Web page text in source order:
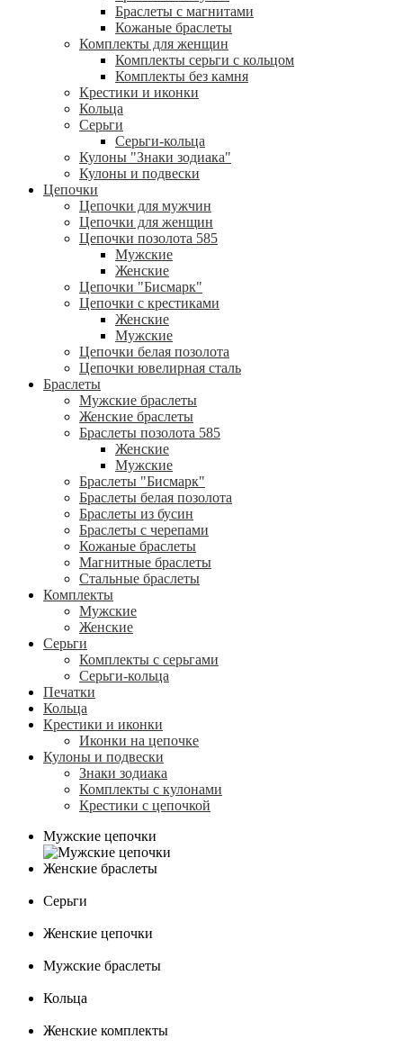
Браслеты с магнитами
Кожаные браслеты
Комплекты для женщин
Комплекты серьги с кольцом
Комплекты без камня
Крестики и иконки
Кольца
Серьги
Серьги-кольца
Кулоны "Знаки зодиака"
Кулоны и подвески
Цепочки
Цепочки для мужчин
Цепочки для женщин
Цепочки позолота 585
Мужские
Женские
Цепочки "Бисмарк"
Цепочки с крестиками
Женские
Мужские
Цепочки белая позолота
Цепочки ювелирная сталь
Браслеты
Мужские браслеты
Женские браслеты
Браслеты позолота 585
Женские
Мужские
Браслеты "Бисмарк"
Браслеты белая позолота
Браслеты из бусин
Браслеты с черепами
Кожаные браслеты
Магнитные браслеты
Стальные браслеты
Комплекты
Мужские
Женские
Серьги
Комплекты с серьгами
Серьги-кольца
Печатки
Кольца
Крестики и иконки
Иконки на цепочке
Кулоны и подвески
Знаки зодиака
Комплекты с кулонами
Крестики с цепочкой
Мужские цепочки
Женские браслеты
Серьги
Женские цепочки
Мужские браслеты
Кольца
Женские комплекты